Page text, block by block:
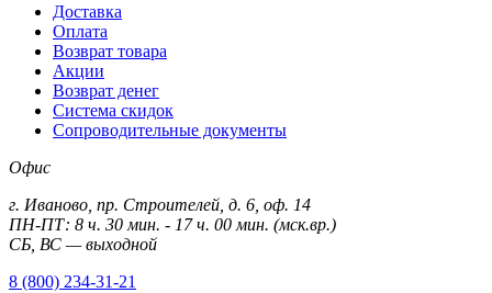
Доставка
Оплата
Возврат товара
Акции
Возврат денег
Система скидок
Сопроводительные документы
Офис
г. Иваново, пр. Строителей, д. 6, оф. 14
ПН-ПТ: 8 ч. 30 мин. - 17 ч. 00 мин. (мск.вр.)
СБ, ВС — выходной
8 (800) 234-31-21